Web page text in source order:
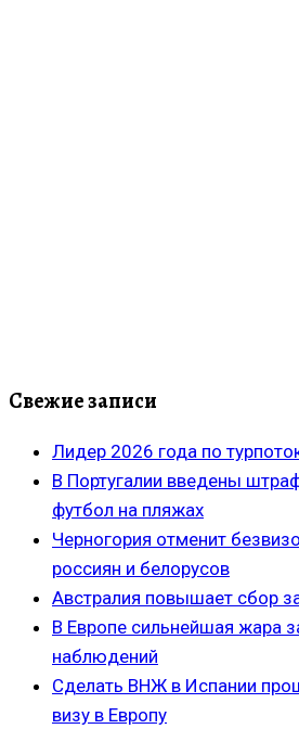
Свежие записи
Лидер 2026 года по
В Португалии введены
футбол на пляжах
Черногория отменит
россиян и белорусов
Австралия повышает сбор
В Европе сильнейшая жара
наблюдений
Сделать ВНЖ в Испании
визу в Европу